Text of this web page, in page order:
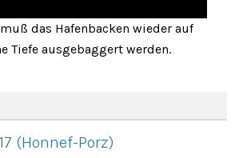
das Hafenbacken wieder auf
Tiefe ausgebaggert werden.
(Honnef-Porz)